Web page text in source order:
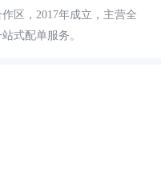
区，2017年成立，主营全
式配单服务。